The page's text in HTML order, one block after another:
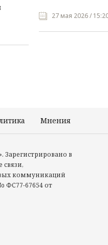
27 мая 2026 /
Мнения
Зарегистрировано в
связи,
коммуникаций
ФС77-67654 от